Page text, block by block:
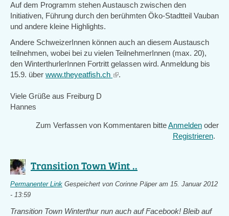
Auf dem Programm stehen Austausch zwischen den
Initiativen, Führung durch den berühmten Öko-Stadtteil Vauban
und andere kleine Highlights.
Andere SchweizerInnen können auch an diesem Austausch
teilnehmen, wobei bei zu vielen TeilnehmerInnen (max. 20),
den WinterthurlerInnen Fortritt gelassen wird. Anmeldung bis
15.9. über www.theyeatfish.ch (link
.
Viele Grüße aus Freiburg D
Hannes
Zum Verfassen von Kommentaren bitteAnmelden oder
Registrieren.
Transition Town Wint ..
Permanenter Link Gespeichert von Corinne Päperam 15. Januar 2012
- 13:59
Transition Town Winterthur nun auch auf Facebook! Bleib auf